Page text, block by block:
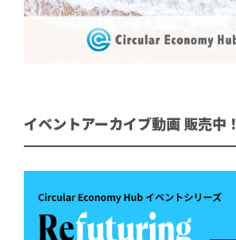
イベントアーカイブ動画 販売中！